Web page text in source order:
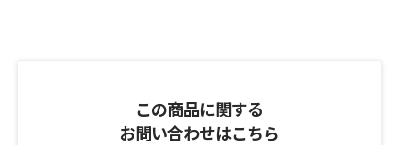
この商品に関する
お問い合わせはこちら